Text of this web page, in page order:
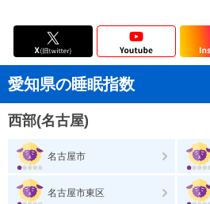
愛知県の睡眠指数
西部(名古屋)
名古屋市
名古屋市東区